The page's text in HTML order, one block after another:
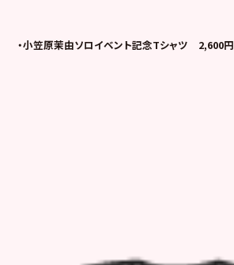
・小笠原茉由ソロイベント記念Tシャツ 2,600円